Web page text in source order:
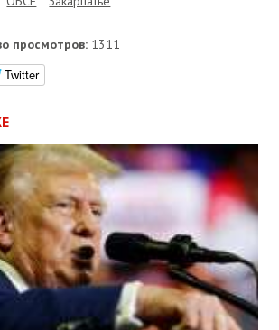
просмотров: 1311
Twitter